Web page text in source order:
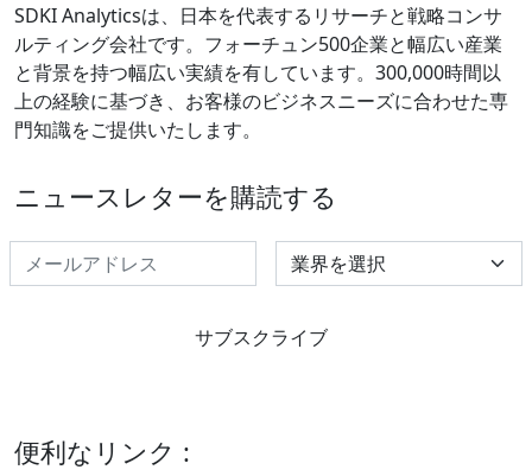
SDKI Analyticsは、日本を代表するリサーチと戦略コンサ
ルティング会社です。フォーチュン500企業と幅広い産業
と背景を持つ幅広い実績を有しています。300,000時間以
上の経験に基づき、お客様のビジネスニーズに合わせた専
門知識をご提供いたします。
ニュースレターを購読する
Select Industry
サブスクライブ
便利なリンク :